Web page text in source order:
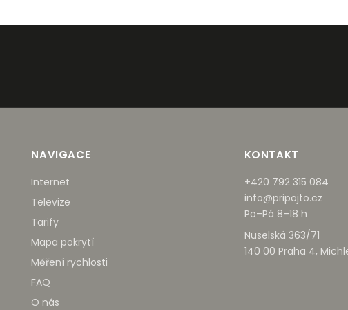
NAVIGACE
Internet
Televize
Tarify
Mapa pokrytí
Měření rychlosti
FAQ
O nás
KONTAKT
+420 792 315 084
info@pripojto.cz
Po–Pá 8–18 h
Nuselská 363/71
140 00 Praha 4,